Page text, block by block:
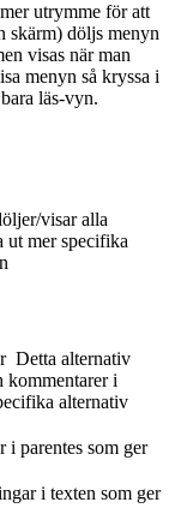
utrymme för att
skärm) döljs menyn
visas när man
menyn så kryssa i
läs-vyn.
visar alla
mer specifika
Detta alternativ
kommentarer i
alternativ
i parentes som ger
i texten som ger